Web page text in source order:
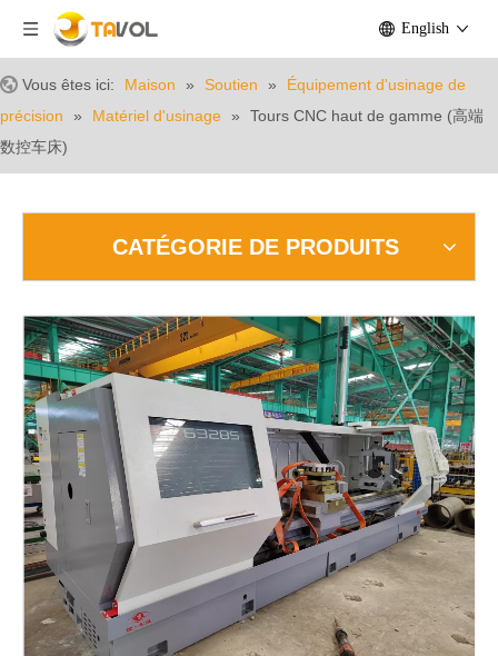
English
Vous êtes ici: Maison » Soutien »
Équipement d'usinage de
précision
» Matériel d'usinage »
Tours CNC haut de gamme (高端
数控车床)
CATÉGORIE DE PRODUITS